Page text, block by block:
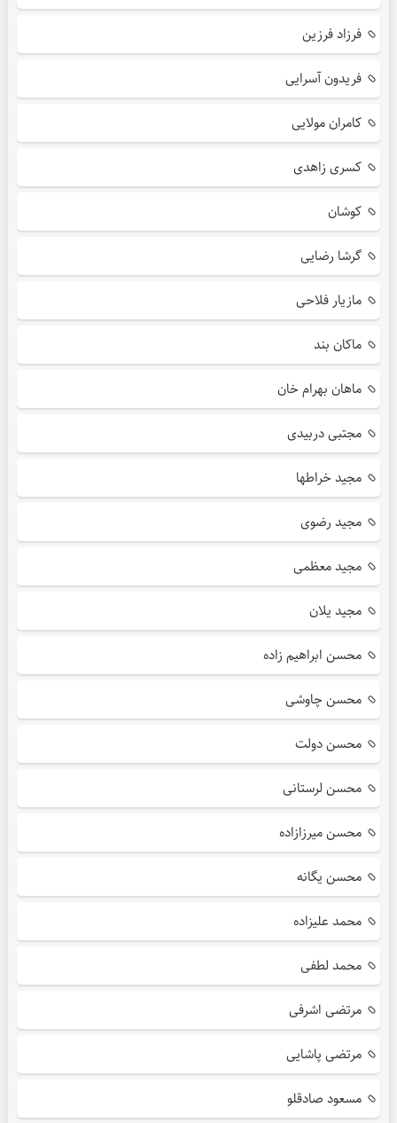
فرزاد فرزین
فریدون آسرایی
کامران مولایی
کسری زاهدی
کوشان
گرشا رضایی
مازیار فلاحی
ماکان بند
ماهان بهرام خان
مجتبی دربیدی
مجید خراطها
مجید رضوی
مجید معظمی
مجید یلان
محسن ابراهیم زاده
محسن چاوشی
محسن دولت
محسن لرستانی
محسن میرزازاده
محسن یگانه
محمد علیزاده
محمد لطفی
مرتضی اشرفی
مرتضی پاشایی
مسعود صادقلو